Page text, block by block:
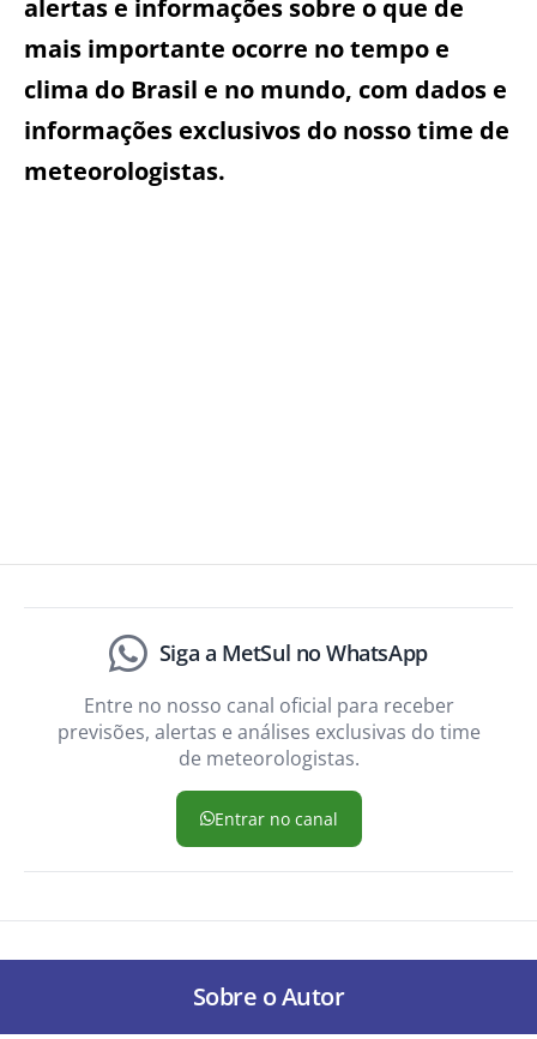
alertas e informações sobre o que de
mais importante ocorre no tempo e
clima do Brasil e no mundo, com dados e
informações exclusivos do nosso time de
meteorologistas.
Siga a MetSul no WhatsApp
Entre no nosso canal oficial para receber
previsões, alertas e análises exclusivas do time
de meteorologistas.
Entrar no canal
Sobre o Autor